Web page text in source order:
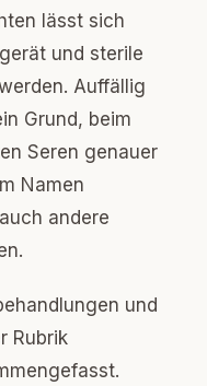
lässt sich
und sterile
Auffällig
Grund, beim
Seren genauer
Namen
andere
und
Rubrik